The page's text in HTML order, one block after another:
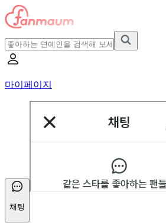
마이페이지
채팅